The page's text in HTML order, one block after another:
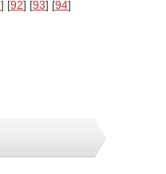
] [92] [93] [94]